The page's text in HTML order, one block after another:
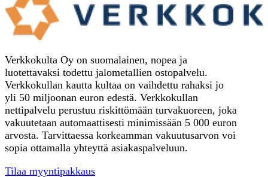
Verkkokulta Oy on suomalainen, nopea ja
luotettavaksi todettu jalometallien ostopalvelu.
Verkkokullan kautta kultaa on vaihdettu rahaksi jo
yli 50 miljoonan euron edestä. Verkkokullan
nettipalvelu perustuu riskittömään turvakuoreen, joka
vakuutetaan automaattisesti minimissään 5 000 euron
arvosta. Tarvittaessa korkeamman vakuutusarvon voi
sopia ottamalla yhteyttä asiakaspalveluun.
Tilaa myyntipakkaus